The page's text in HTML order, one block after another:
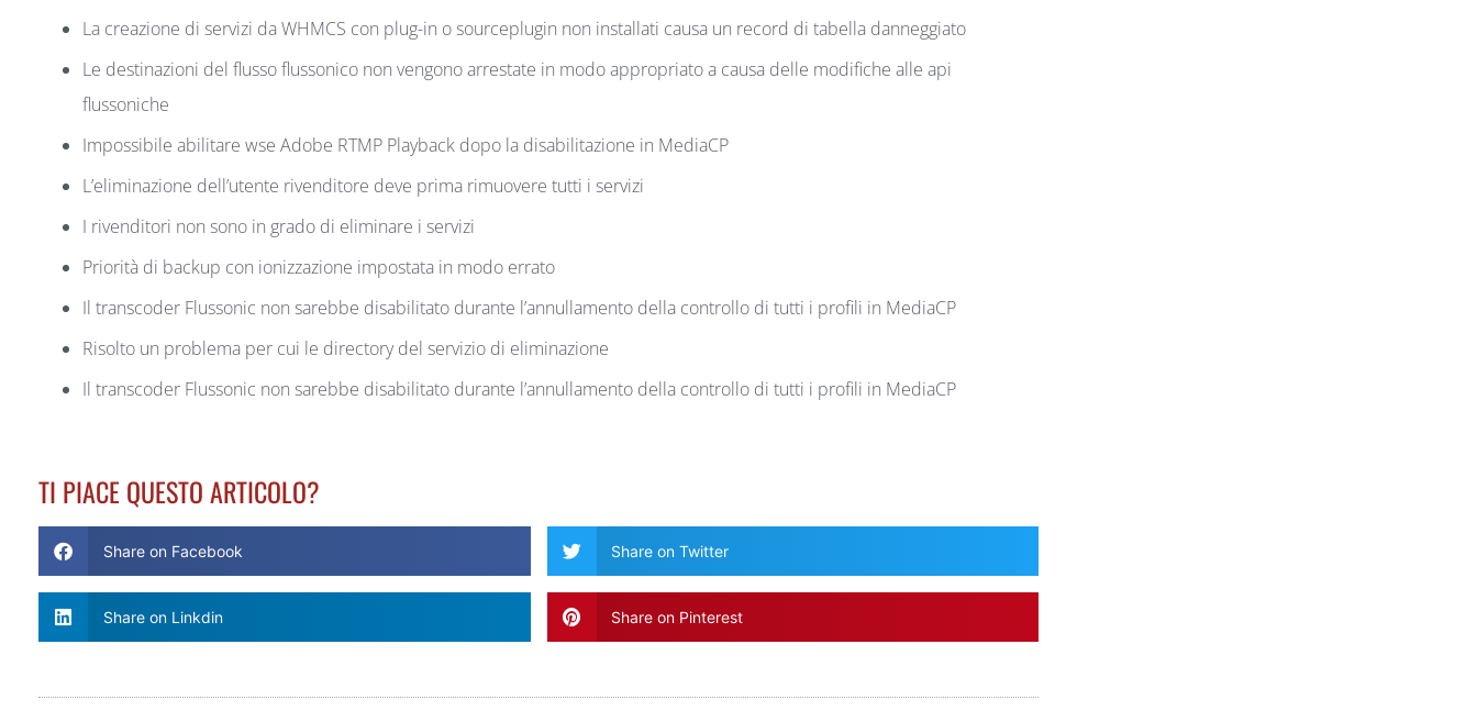
La creazione di servizi da WHMCS con plug-in o sourceplugin non installati causa un record di tabella danneggiato
Le destinazioni del flusso flussonico non vengono arrestate in modo appropriato a causa delle modifiche alle api
flussoniche
Impossibile abilitare wse Adobe RTMP Playback dopo la disabilitazione in MediaCP
L’eliminazione dell’utente rivenditore deve prima rimuovere tutti i servizi
I rivenditori non sono in grado di eliminare i servizi
Priorità di backup con ionizzazione impostata in modo errato
Il transcoder Flussonic non sarebbe disabilitato durante l’annullamento della controllo di tutti i profili in MediaCP
Risolto un problema per cui le directory del servizio di eliminazione
Il transcoder Flussonic non sarebbe disabilitato durante l’annullamento della controllo di tutti i profili in MediaCP
TI PIACE QUESTO ARTICOLO?
Share on Facebook Share on Twitter
Share on Linkdin Share on Pinterest